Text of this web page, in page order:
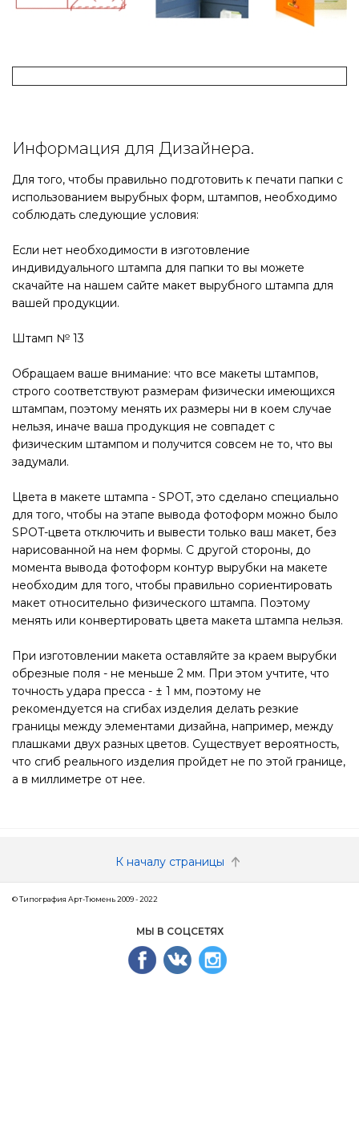
Информация для Дизайнера.
Для того, чтобы правильно подготовить к печати папки с
использованием вырубных форм, штампов, необходимо
соблюдать следующие условия:
Если нет необходимости в изготовление
индивидуального штампа для папки то вы можете
скачайте на нашем сайте макет вырубного штампа для
вашей продукции.
Штамп № 13
Обращаем ваше внимание: что все макеты штампов,
строго соответствуют размерам физически имеющихся
штампам, поэтому менять их размеры ни в коем случае
нельзя, иначе ваша продукция не совпадет с
физическим штампом и получится совсем не то, что вы
задумали.
Цвета в макете штампа - SPOT, это сделано специально
для того, чтобы на этапе вывода фотоформ можно было
SPOT-цвета отключить и вывести только ваш макет, без
нарисованной на нем формы. С другой стороны, до
момента вывода фотоформ контур вырубки на макете
необходим для того, чтобы правильно сориентировать
макет относительно физического штампа. Поэтому
менять или конвертировать цвета макета штампа нельзя.
При изготовлении макета оставляйте за краем вырубки
обрезные поля - не меньше 2 мм. При этом учтите, что
точность удара пресса - ± 1 мм, поэтому не
рекомендуется на сгибах изделия делать резкие
границы между элементами дизайна, например, между
плашками двух разных цветов. Существует вероятность,
что сгиб реального изделия пройдет не по этой границе,
а в миллиметре от нее.
К началу страницы
© Типография Арт-Тюмень 2009 - 2022
МЫ В СОЦСЕТЯХ